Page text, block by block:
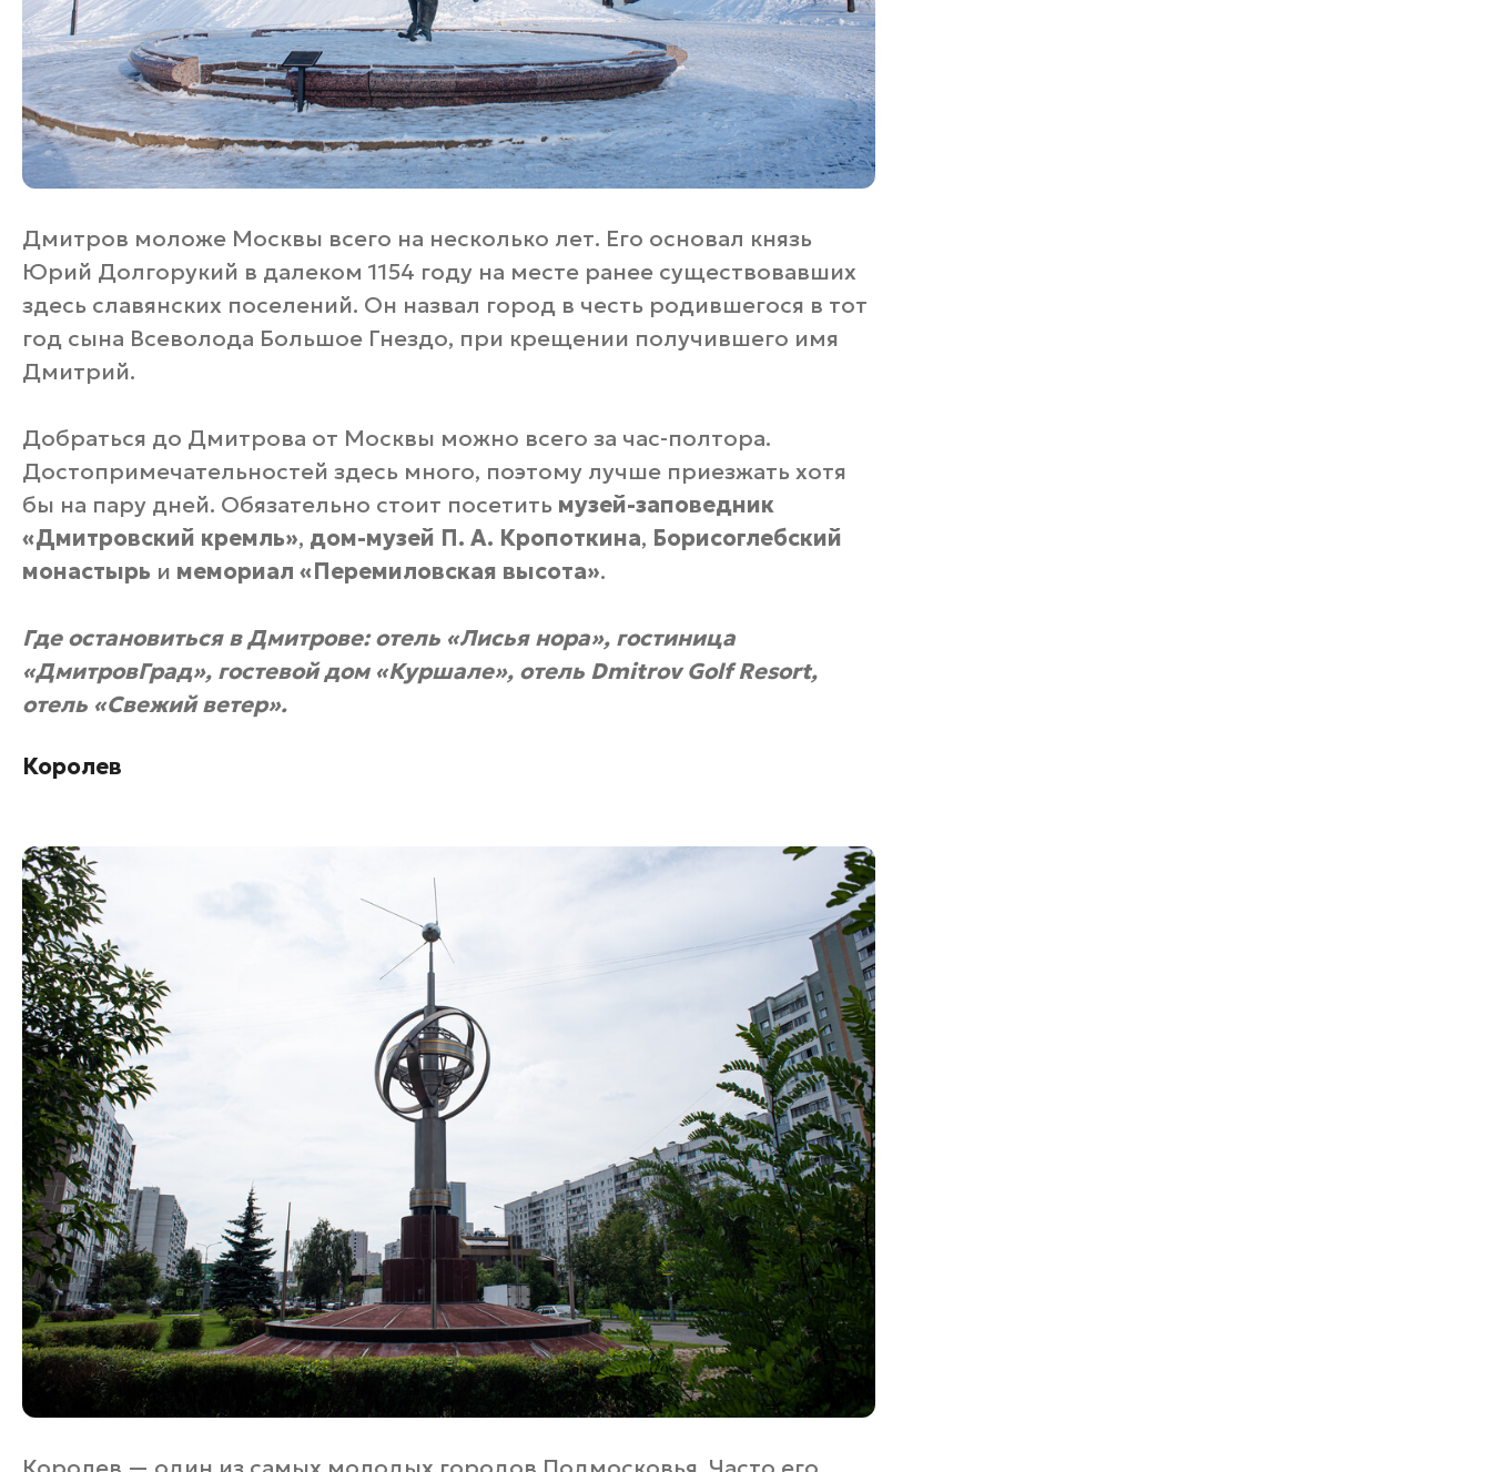
Дмитров моложе Москвы всего на несколько лет. Его основал князь
Юрий Долгорукий в далеком 1154 году на месте ранее существовавших
здесь славянских поселений. Он назвал город в честь родившегося в тот
год сына Всеволода Большое Гнездо, при крещении получившего имя
Дмитрий.
Добраться до Дмитрова от Москвы можно всего за час-полтора.
Достопримечательностей здесь много, поэтому лучше приезжать хотя
бы на пару дней. Обязательно стоит посетить музей-заповедник
«Дмитровский кремль», дом-музей П. А. Кропоткина, Борисоглебский
монастырь и мемориал «Перемиловская высота».
Где остановиться в Дмитрове:отель «Лисья нора», гостиница
«ДмитровГрад», гостевой дом «Куршале», отель Dmitrov Golf Resort,
отель «Свежий ветер».
Королев